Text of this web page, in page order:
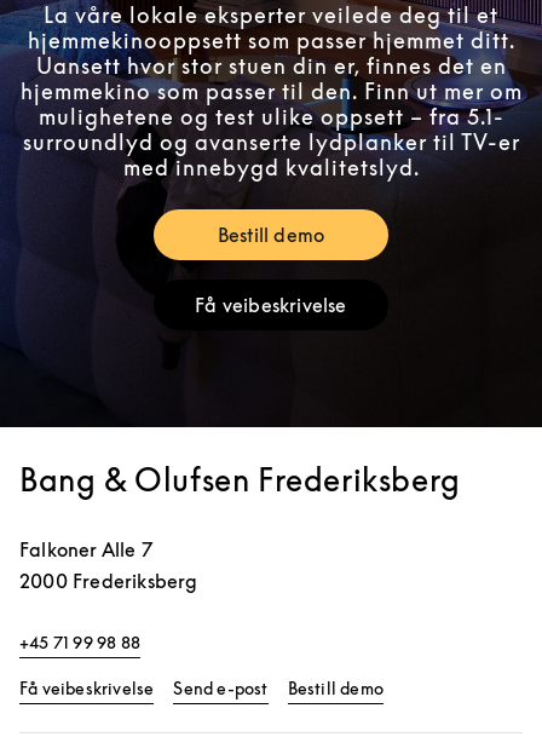
La våre lokale eksperter veilede deg til et
hjemmekinooppsett som passer hjemmet ditt.
Uansett hvor stor stuen din er, finnes det en
hjemmekino som passer til den. Finn ut mer om
mulighetene og test ulike oppsett – fra 5.1-
surroundlyd og avanserte lydplanker til TV-er
med innebygd kvalitetslyd.
Bestill demoLink Opens in New Tab
Få veibeskrivelseLink Opens in New Tab
Bang & Olufsen Frederiksberg
Falkoner Alle 7
2000 Frederiksberg
+45 71 99 98 88
Få veibeskrivelse Link Opens in New Tab
Send e-post Bestill demo